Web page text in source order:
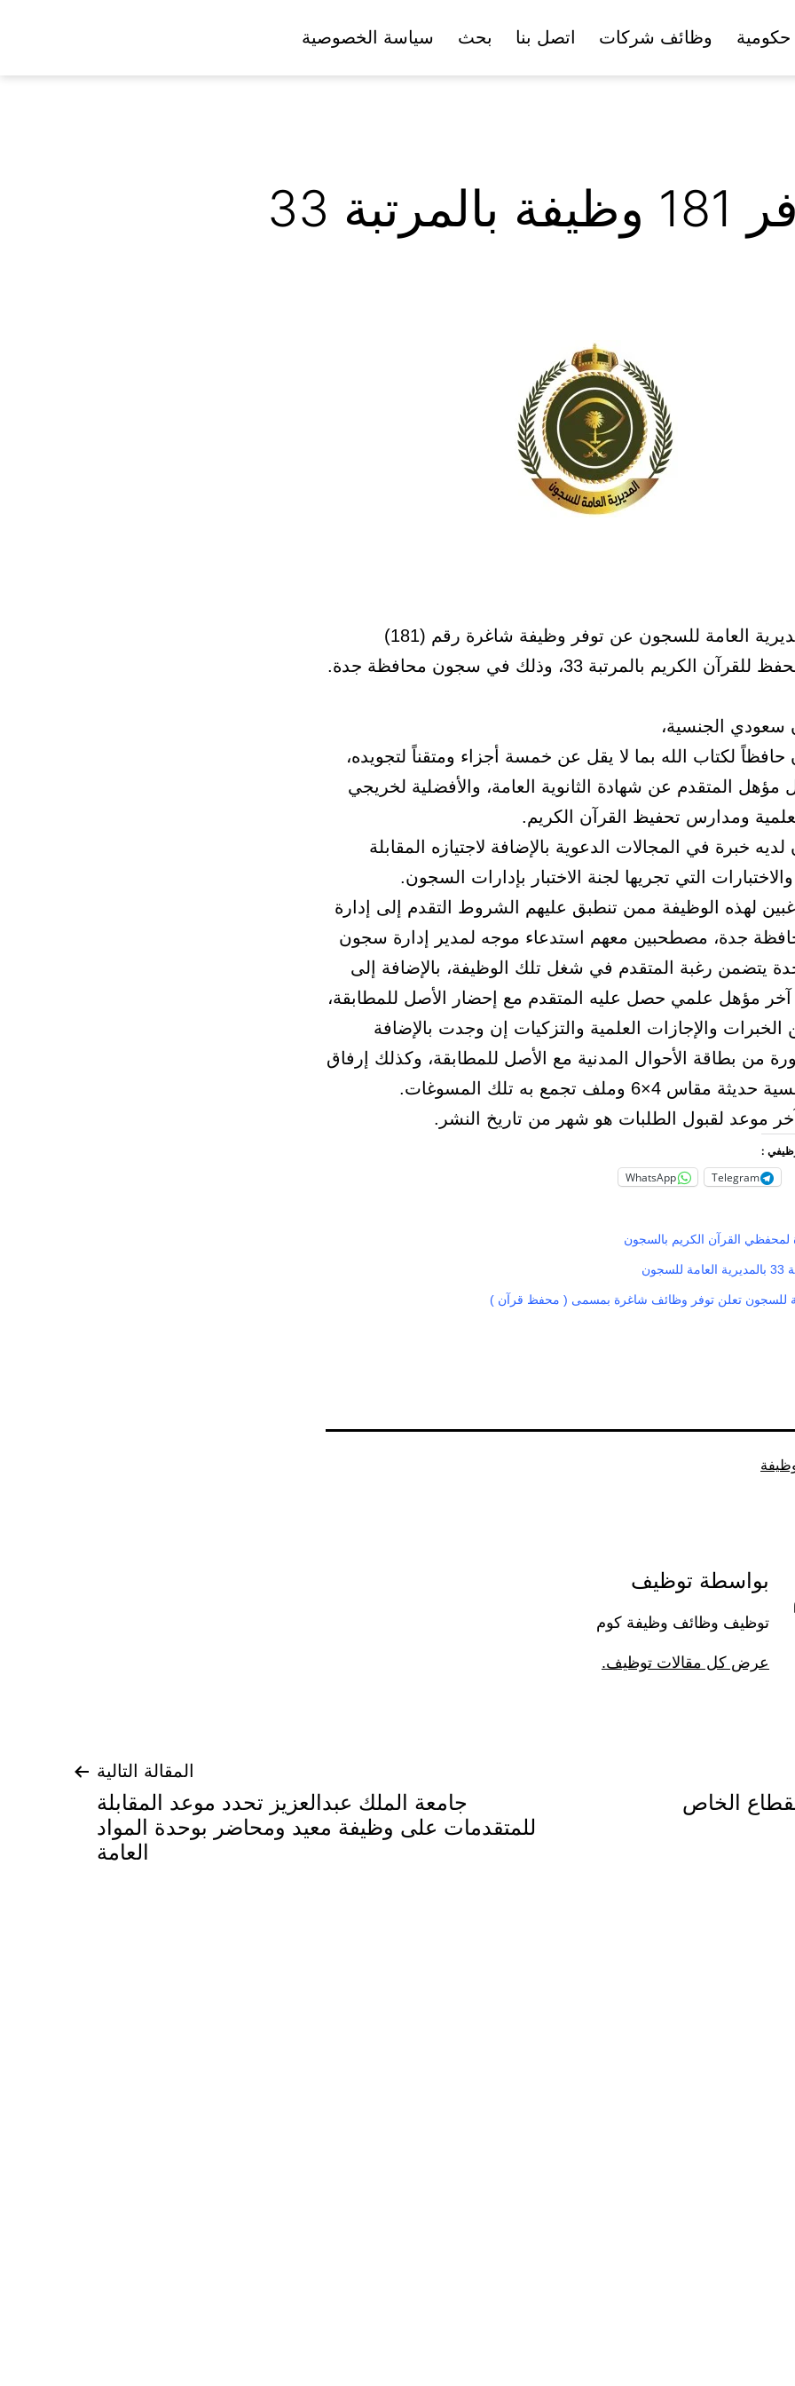
وظائف شركات اتصل بنا بحث سياسة الخصوصية
أعلنت المديرية العامة للسجون عن توفر وظيفة شاغرة رقم (181)
الكريم بالمرتبة 33، وذلك في سجون محافظة جدة.
سعودي الجنسية،
لكتاب الله بما لا يقل عن خمسة أجزاء ومتقناً لتجويده،
مؤهل المتقدم عن شهادة الثانوية العامة، والأفضلية لخريجي
ومدارس تحفيظ القرآن الكريم.
خبرة في المجالات الدعوية بالإضافة لاجتيازه المقابلة
التي تجريها لجنة الاختبار بإدارات السجون.
لهذه الوظيفة ممن تنطبق عليهم الشروط التقدم إلى إدارة
جدة، مصطحبين معهم استدعاء موجه لمدير إدارة سجون
يتضمن رغبة المتقدم في شغل تلك الوظيفة، بالإضافة إلى
مؤهل علمي حصل عليه المتقدم مع إحضار الأصل للمطابقة،
والإجازات العلمية والتزكيات إن وجدت بالإضافة
من بطاقة الأحوال المدنية مع الأصل للمطابقة، وكذلك إرفاق
4×6 وملف تجمع به تلك المسوغات.
موعد لقبول الطلبات هو شهر من تاريخ النشر.
:
Telegram
WhatsApp
القرآن الكريم بالسجون
للسجون تعلن توفر وظائف شاغرة بمسمى ( محفظ قرآن )
بواسطة توظيف
توظيف وظائف وظيفة كوم
عرض كل مقالات توظيف.
المقالة التالية
جامعة الملك عبدالعزيز تحدد موعد المقابلة
للمتقدمات على وظيفة معيد ومحاضر بوحدة المواد
العامة